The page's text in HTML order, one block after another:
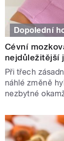
Dopolední
Cévní
nejdůležitější
Při třech
náhlé změně
nezbytné